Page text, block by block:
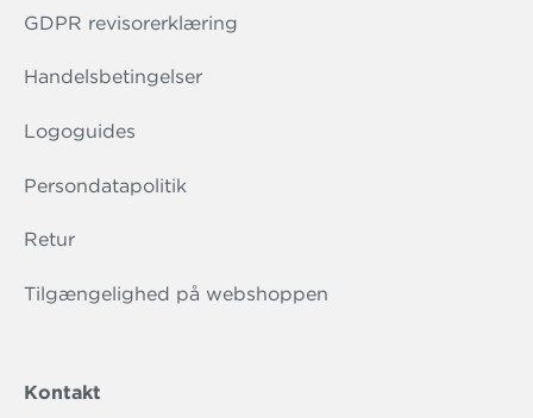
GDPR revisorerklæring
Handelsbetingelser
Logoguides
Persondatapolitik
Retur
Tilgængelighed på webshoppen
Kontakt